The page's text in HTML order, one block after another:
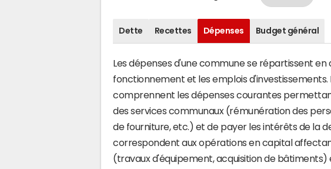
Dette Recettes Dépenses Budget général
Les dépenses d'une commune se répartissent en
fonctionnement et les emplois
comprennent les dépenses courantes
des services communaux (rémunération des
de fourniture, etc.) et de payer les intérêts de la
correspondent aux opérations en capital
(travaux d'équipement, acquisition de